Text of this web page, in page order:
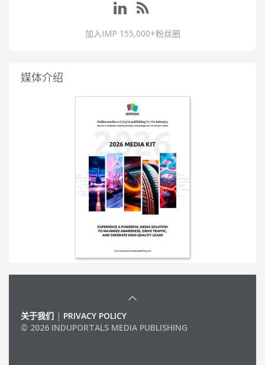
加入IMP 155,000+粉丝圈
媒体介绍
关于我们 | PRIVACY POLICY
© 2026 INDUPORTALS MEDIA PUBLISHING